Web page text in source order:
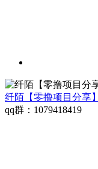
纤陌【零撸项目分享】
qq群：1079418419